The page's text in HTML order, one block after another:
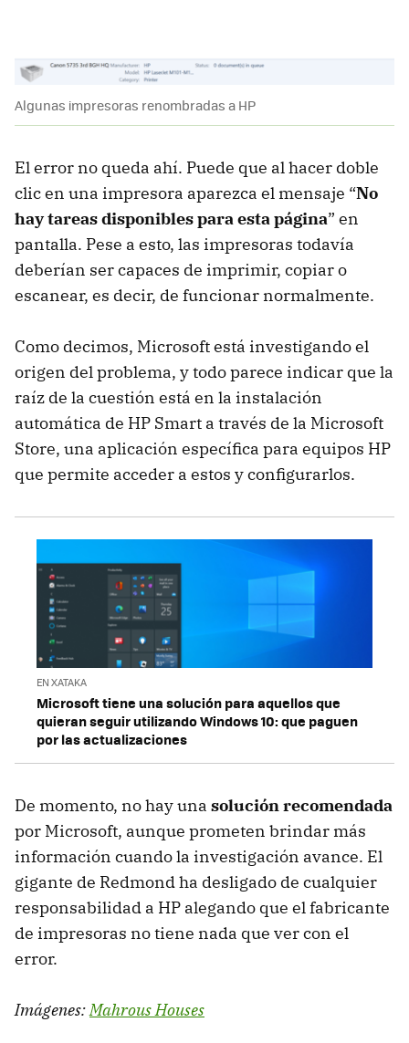
Algunas impresoras renombradas a HP
El error no queda ahí. Puede que al hacer doble
clic en una impresora aparezca el mensaje “No
hay tareas disponibles para esta página” en
pantalla. Pese a esto, las impresoras todavía
deberían ser capaces de imprimir, copiar o
escanear, es decir, de funcionar normalmente.
Como decimos, Microsoft está investigando el
origen del problema, y todo parece indicar que la
raíz de la cuestión está en la instalación
automática de HP Smart a través de la Microsoft
Store, una aplicación específica para equipos HP
que permite acceder a estos y configurarlos.
EN XATAKA
Microsoft tiene una solución para aquellos que
quieran seguir utilizando Windows 10: que paguen
por las actualizaciones
De momento, no hay una solución recomendada
por Microsoft, aunque prometen brindar más
información cuando la investigación avance. El
gigante de Redmond ha desligado de cualquier
responsabilidad a HP alegando que el fabricante
de impresoras no tiene nada que ver con el
error.
Imágenes:Mahrous Houses